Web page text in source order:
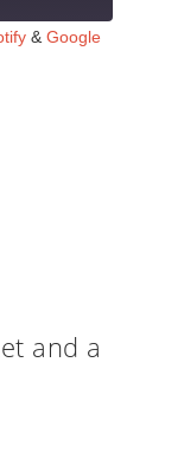
& Google
and a